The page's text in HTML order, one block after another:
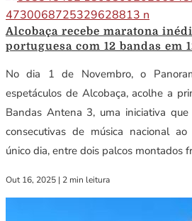
Alcobaça recebe maratona
portuguesa com 12 bandas em
No dia 1 de Novembro, o
espetáculos de Alcobaça, acolhe a
Bandas Antena 3, uma iniciativa
consecutivas de música nacional
único dia, entre dois palcos montados
Out 16, 2025 | 2 min leitura